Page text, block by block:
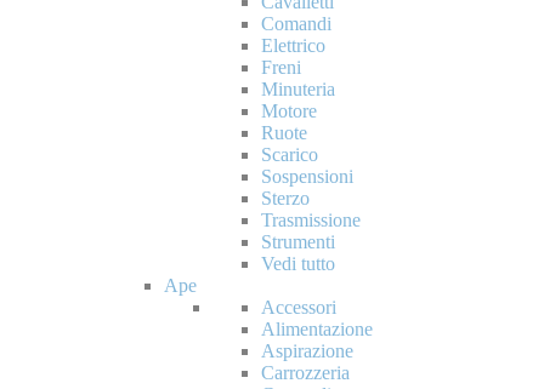
Comandi
Elettrico
Freni
Minuteria
Motore
Ruote
Scarico
Sospensioni
Sterzo
Trasmissione
Strumenti
Vedi tutto
Ape
Accessori
Alimentazione
Aspirazione
Carrozzeria